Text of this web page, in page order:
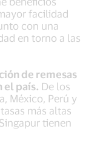
facilidad
con una
en torno a las
de remesas
el país. De los
México, Perú y
más altas
tienen